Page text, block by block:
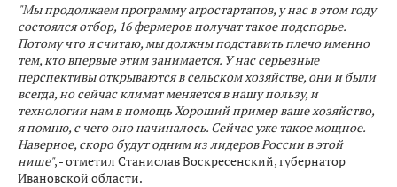
"Мы продолжаем программу агростартапов, у нас в этом году
состоялся отбор, 16 фермеров получат такое подспорье.
Потому что я считаю, мы должны подставить плечо именно
тем, кто впервые этим занимается. У нас серьезные
перспективы открываются в сельском хозяйстве, они и были
всегда, но сейчас климат меняется в нашу пользу, и
технологии нам в помощь Хороший пример ваше хозяйство,
я помню, с чего оно начиналось. Сейчас уже такое мощное.
Наверное, скоро будут одним из лидеров России в этой
нише", - отметил Станислав Воскресенский, губернатор
Ивановской области.